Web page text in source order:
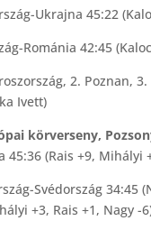
Ukrajna 45:22
Románia 42:45
2. Poznan,
Ivett)
körverseny,
45:36 (Rais +9, Mihályi
Svédország 34:45
+3, Rais +1, Nagy -